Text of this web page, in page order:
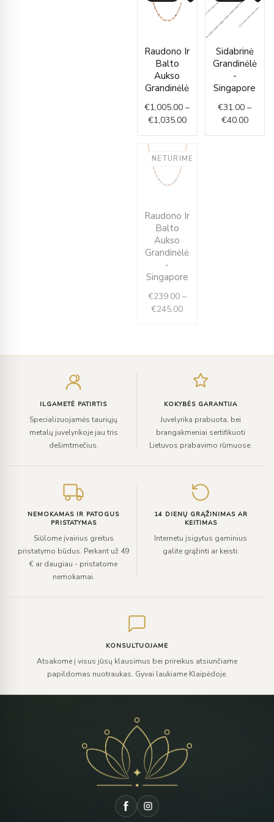
Raudono Ir
Balto
Aukso
Grandinėlė
€1,005.00 –
€1,035.00
range:
€1,005.00
through
€1,035.00
Sidabrinė
Grandinėlė
-
Singapore
€31.00 –
€40.00
range:
€31.00
NETURIME
Raudono Ir
Balto
Aukso
Grandinėlė
-
Singapore
€239.00 –
€245.00
range:
through
ILGAMETĖ PATIRTIS
Specializuojamės tauriųjų
metalų juvelyrikoje jau tris
dešimtmečius.
KOKYBĖS GARANTIJA
Juvelyrika prabuota, bei
brangakmeniai sertifikuoti
Lietuvos prabavimo rūmuose.
NEMOKAMAS IR PATOGUS
PRISTATYMAS
Siūlome įvairius greitus
pristatymo būdus. Perkant už 49
€ ar daugiau - pristatome
nemokamai.
14 DIENŲ GRĄŽINIMAS AR
KEITIMAS
Internetu įsigytus gaminius
galite grąžinti ar keisti.
KONSULTUOJAME
Atsakome į visus jūsų klausimus bei prireikus atsiunčiame
papildomas nuotraukas. Gyvai laukiame Klaipėdoje.